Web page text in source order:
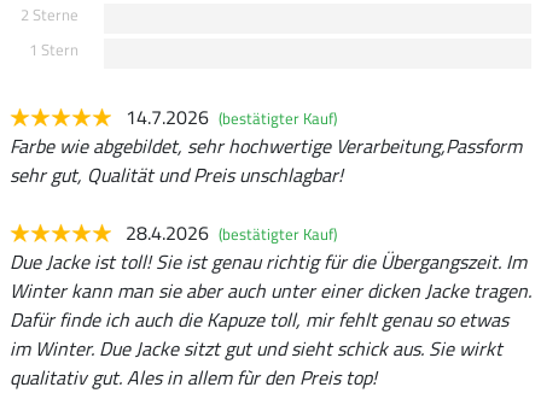
2 Sterne
1 Stern
14.7.2026 (bestätigter Kauf)
Farbe wie abgebildet, sehr hochwertige Verarbeitung,Passform
sehr gut, Qualität und Preis unschlagbar!
28.4.2026 (bestätigter Kauf)
Due Jacke ist toll! Sie ist genau richtig für die Übergangszeit. Im
Winter kann man sie aber auch unter einer dicken Jacke tragen.
Dafür finde ich auch die Kapuze toll, mir fehlt genau so etwas
im Winter. Due Jacke sitzt gut und sieht schick aus. Sie wirkt
qualitativ gut. Ales in allem fùr den Preis top!